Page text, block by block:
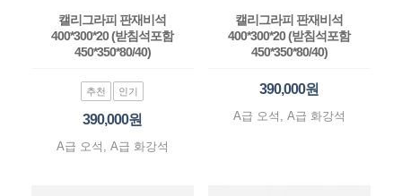
캘리그라피 판재비석
400*300*20 (받침석포함
450*350*80/40)
추천 인기
390,000원
A급 오석, A급 화강석
캘리그라피 판재비석
400*300*20 (받침석포함
450*350*80/40)
390,000원
A급 오석, A급 화강석